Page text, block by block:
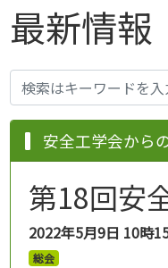
最新情報
安全工学会から
第18回安
2022年5月9日 10時
総会